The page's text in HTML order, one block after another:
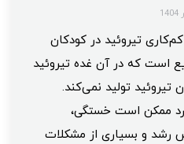
تیروئید در کودکان
است که در آن غده تیروئید
تیروئید تولید نمی‌کند.
ممکن است خستگی،
رشد و بسیاری از مشکلات